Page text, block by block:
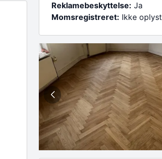
Reklamebeskyttelse: Ja
Momsregistreret: Ikke oplyst